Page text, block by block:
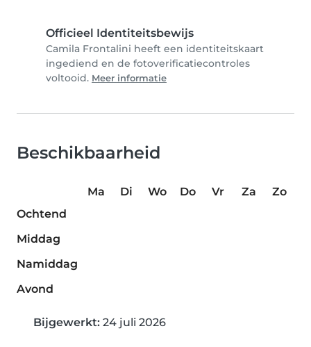
Officieel Identiteitsbewijs
Camila Frontalini heeft een identiteitskaart
ingediend en de fotoverificatiecontroles
voltooid. Meer informatie
Beschikbaarheid
Ma Di Wo Do Vr Za
Zo
Ochtend
Middag
Namiddag
Avond
Bijgewerkt: 24 juli 2026